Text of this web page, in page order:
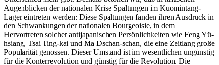
Augenblicken der nationalen Krise Spaltungen im Kuomintang-
Lager eintreten werden: Diese Spaltungen fanden ihren Ausdruck in
den Schwankungen der nationalen Bourgeoisie, in dem
Hervortreten solcher antijapanischen Persönlichkeiten wie Feng Yü-
hsiang, Tsai Ting-kai und Ma Dschan-schan, die eine Zeitlang große
Popularität genossen. Dieser Umstand ist im wesentlichen ungünstig
für die Konterrevolution und günstig für die Revolution. Die